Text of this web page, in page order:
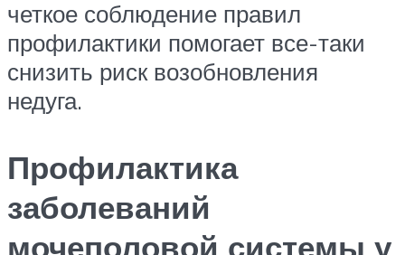
четкое соблюдение правил
профилактики помогает все-таки
снизить риск возобновления
недуга.
Профилактика
заболеваний
мочеполовой системы у